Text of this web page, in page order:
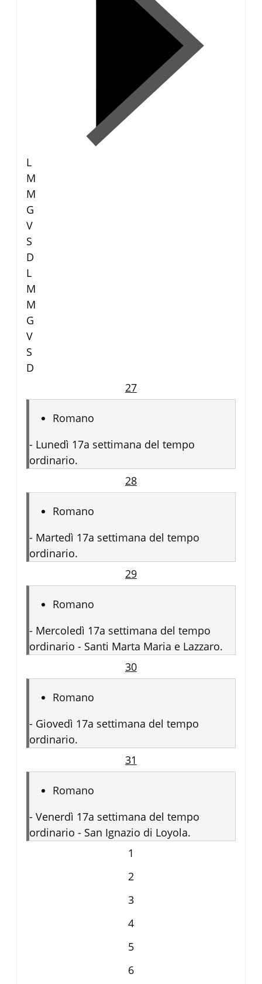
L
M
M
G
V
S
D
L
M
M
G
V
S
D
27
Romano
- Lunedì 17a settimana del tempo
ordinario.
28
Romano
- Martedì 17a settimana del tempo
ordinario.
29
Romano
- Mercoledì 17a settimana del tempo
ordinario - Santi Marta Maria e Lazzaro.
30
Romano
- Giovedì 17a settimana del tempo
ordinario.
31
Romano
- Venerdì 17a settimana del tempo
ordinario - San Ignazio di Loyola.
1
2
3
4
5
6